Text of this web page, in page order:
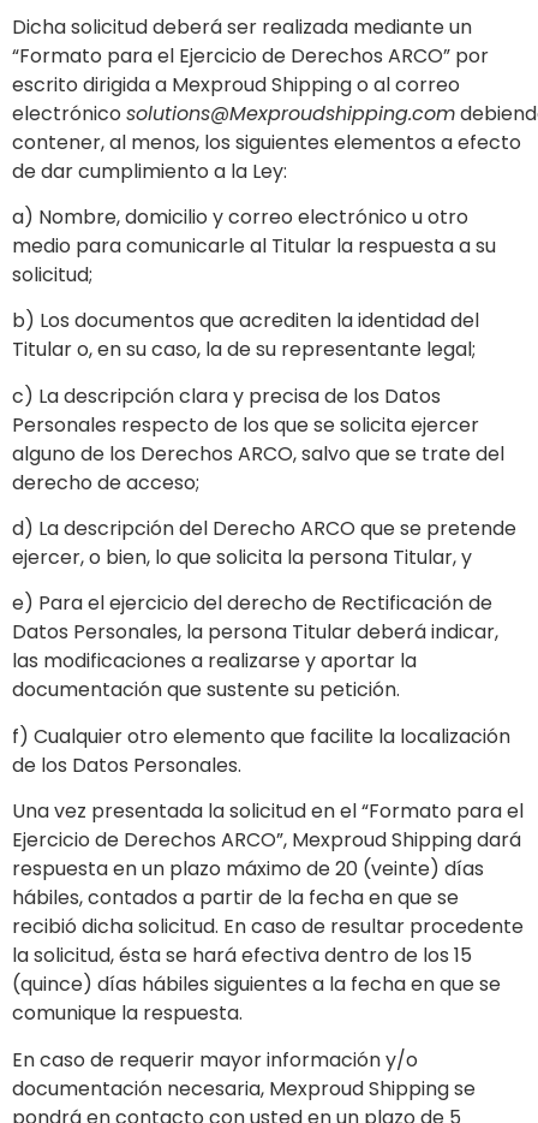
Dicha solicitud deberá ser realizada mediante un
“Formato para el Ejercicio de Derechos ARCO” por
escrito dirigida a Mexproud Shipping o al correo
electrónico solutions@Mexproudshipping.com
contener, al menos, los siguientes elementos a efecto
de dar cumplimiento a la Ley:
a) Nombre, domicilio y correo electrónico u otro
medio para comunicarle al Titular la respuesta a su
solicitud;
b) Los documentos que acrediten la identidad del
Titular o, en su caso, la de su representante legal;
c) La descripción clara y precisa de los Datos
Personales respecto de los que se solicita ejercer
alguno de los Derechos ARCO, salvo que se trate del
derecho de acceso;
d) La descripción del Derecho ARCO que se pretende
ejercer, o bien, lo que solicita la persona Titular, y
e) Para el ejercicio del derecho de Rectificación de
Datos Personales, la persona Titular deberá indicar,
las modificaciones a realizarse y aportar la
documentación que sustente su petición.
f) Cualquier otro elemento que facilite la localización
de los Datos Personales.
Una vez presentada la solicitud en el “Formato para el
Ejercicio de Derechos ARCO”, Mexproud Shipping dará
respuesta en un plazo máximo de 20 (veinte) días
hábiles, contados a partir de la fecha en que se
recibió dicha solicitud. En caso de resultar procedente
la solicitud, ésta se hará efectiva dentro de los 15
(quince) días hábiles siguientes a la fecha en que se
comunique la respuesta.
En caso de requerir mayor información y/o
documentación necesaria, Mexproud Shipping se
pondrá en contacto con usted en un plazo de 5